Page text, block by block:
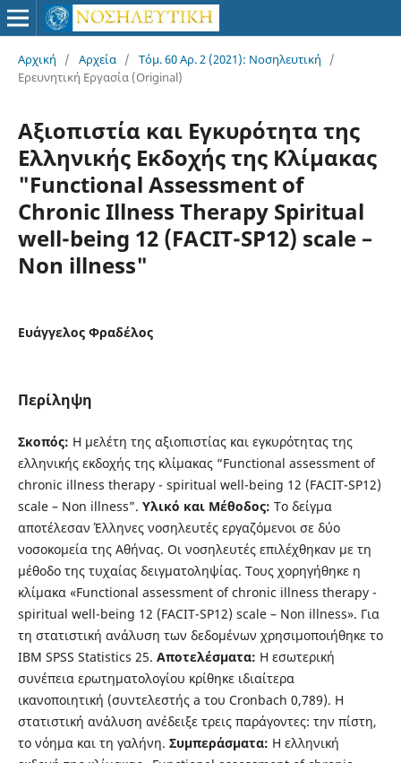
Αρχική / Αρχεία / Τόμ. 60 Αρ. 2 (2021): Νοσηλευτική
/
Ερευνητική Εργασία (Original)
Αξιοπιστία και Εγκυρότητα της
Ελληνικής Εκδοχής της Κλίμακας
"Functional Αssessment of
Chronic Illness Therapy Spiritual
well-being 12 (FACIT-SP12) scale –
Non illness"
Ευάγγελος Φραδέλος
Περίληψη
Σκοπός: H μελέτη της αξιοπιστίας και εγκυρότητας της
ελληνικής εκδοχής της κλίμακας “Functional assessment of
chronic illness therapy - spiritual well-being 12 (FACIT-SP12)
scale – Non illness”. Υλικό και Μέθοδος: Το δείγμα
αποτέλεσαν Έλληνες νοσηλευτές εργαζόμενοι σε δύο
νοσοκομεία της Αθήνας. Οι νοσηλευτές επιλέχθηκαν με τη
μέθοδο της τυχαίας δειγματοληψίας. Τους χορηγήθηκε η
κλίμακα «Functional assessment of chronic illness therapy -
spiritual well-being 12 (FACIT-SP12) scale – Non illness». Για
τη στατιστική ανάλυση των δεδομένων χρησιμοποιήθηκε το
IBM SPSS Statistics 25. Αποτελέσματα: Η εσωτερική
συνέπεια ερωτηματολογίου κρίθηκε ιδιαίτερα
ικανοποιητική (συντελεστής a του Cronbach 0,789). Η
στατιστική ανάλυση ανέδειξε τρεις παράγοντες: την πίστη,
το νόημα και τη γαλήνη. Συμπεράσματα: Η ελληνική